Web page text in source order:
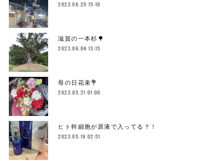
2023.06.25 15:10
滋賀の一本杉🌳
2023.06.04 13:15
母の日花束💐
2023.05.21 01:00
ヒト幹細胞が原液で入ってる？！
2023.05.19 02:51